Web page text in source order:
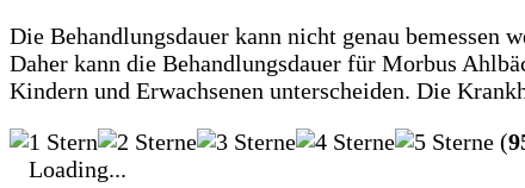
Die Behandlungsdauer kann nicht genau bemessen
Daher kann die Behandlungsdauer für Morbus
Kindern und Erwachsenen unterscheiden. Die
(
Loading...